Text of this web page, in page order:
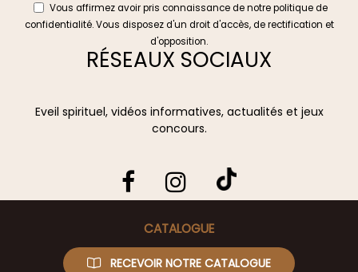
Vous affirmez avoir pris connaissance de notrepolitique de
confidentialité. Vous disposez d'un droit d'accès, de rectification et
d'opposition.
RÉSEAUX SOCIAUX
Eveil spirituel, vidéos informatives, actualités et jeux
concours.
CATALOGUE
RECEVOIR NOTRE CATALOGUE